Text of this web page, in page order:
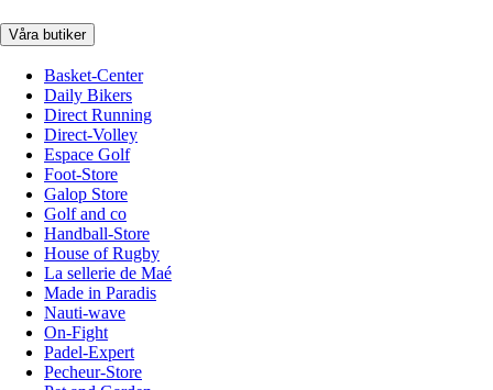
Våra butiker
Basket-Center
Daily Bikers
Direct Running
Direct-Volley
Espace Golf
Foot-Store
Galop Store
Golf and co
Handball-Store
House of Rugby
La sellerie de Maé
Made in Paradis
Nauti-wave
On-Fight
Padel-Expert
Pecheur-Store